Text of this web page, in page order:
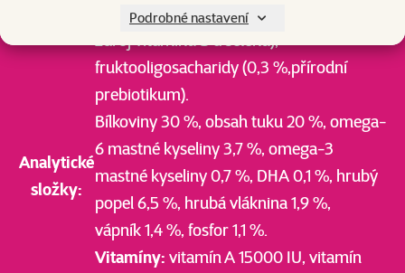
Podrobné nastavení
sušené pivovarské kvasnice (přírodní
zdroj vitamínů B a selenu),
fruktooligosacharidy (0,3 %,přírodní
prebiotikum).
Analytické
složky:
Bílkoviny 30 %, obsah tuku 20 %, omega-
6 mastné kyseliny 3,7 %, omega-3
mastné kyseliny 0,7 %, DHA 0,1 %, hrubý
popel 6,5 %, hrubá vláknina 1,9 %,
vápník 1,4 %, fosfor 1,1 %.
Vitamíny: vitamín A 15000 IU, vitamín